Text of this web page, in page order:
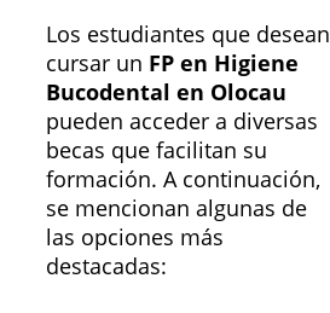
Los estudiantes que desean
cursar un FP en Higiene
Bucodental en Olocau
pueden acceder a diversas
becas que facilitan su
formación. A continuación,
se mencionan algunas de
las opciones más
destacadas: